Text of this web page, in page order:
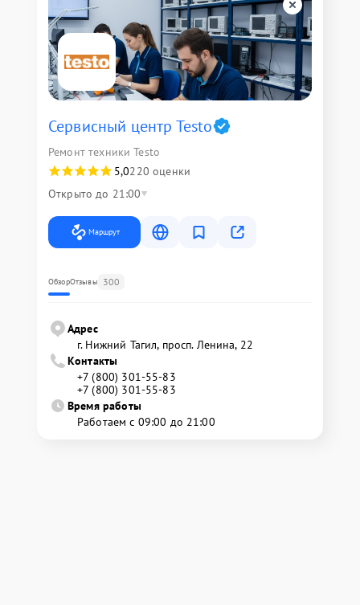
Сервисный центр Testo
Ремонт техники Testo
5,0220 оценки
Открыто до 21:00
Маршрут
ОбзорОтзывы 300
Адрес
г. Нижний Тагил, просп. Ленина, 22
Контакты
+7 (800) 301-55-83
+7 (800) 301-55-83
Время работы
Работаем с 09:00 до 21:00